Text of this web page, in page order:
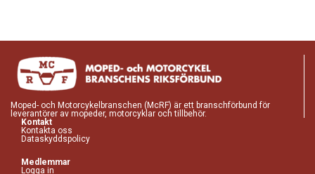
Moped- och Motorcykelbranschen (McRF) är ett branschförbund för
leverantörer av mopeder, motorcyklar och tillbehör.
Kontakt
Kontakta oss
Dataskyddspolicy
Medlemmar
Logga in